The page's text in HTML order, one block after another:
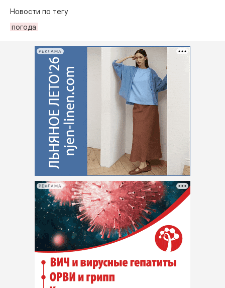
Новости по тегу
погода
РЕКЛАМА
РЕКЛАМА